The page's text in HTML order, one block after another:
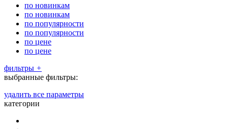
по новинкам
по новинкам
по популярности
по популярности
по цене
по цене
фильтры +
выбранные фильтры:
удалить все параметры
категории